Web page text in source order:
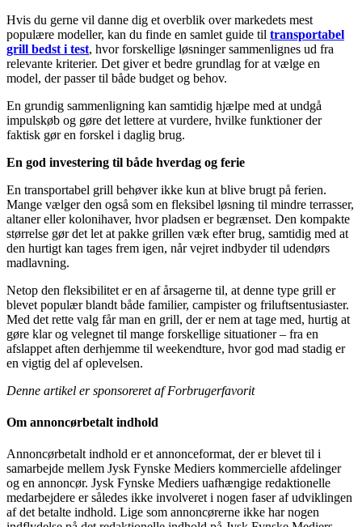
Hvis du gerne vil danne dig et overblik over markedets mest
populære modeller, kan du finde en samlet guide til transportabel
grill bedst i test, hvor forskellige løsninger sammenlignes ud fra
relevante kriterier. Det giver et bedre grundlag for at vælge en
model, der passer til både budget og behov.
En grundig sammenligning kan samtidig hjælpe med at undgå
impulskøb og gøre det lettere at vurdere, hvilke funktioner der
faktisk gør en forskel i daglig brug.
En god investering til både hverdag og ferie
En transportabel grill behøver ikke kun at blive brugt på ferien.
Mange vælger den også som en fleksibel løsning til mindre terrasser,
altaner eller kolonihaver, hvor pladsen er begrænset. Den kompakte
størrelse gør det let at pakke grillen væk efter brug, samtidig med at
den hurtigt kan tages frem igen, når vejret indbyder til udendørs
madlavning.
Netop den fleksibilitet er en af årsagerne til, at denne type grill er
blevet populær blandt både familier, campister og friluftsentusiaster.
Med det rette valg får man en grill, der er nem at tage med, hurtig at
gøre klar og velegnet til mange forskellige situationer – fra en
afslappet aften derhjemme til weekendture, hvor god mad stadig er
en vigtig del af oplevelsen.
Denne artikel er sponsoreret af Forbrugerfavorit
Om annoncørbetalt indhold
Annoncørbetalt indhold er et annonceformat, der er blevet til i
samarbejde mellem Jysk Fynske Mediers kommercielle afdelinger
og en annoncør. Jysk Fynske Mediers uafhængige redaktionelle
medarbejdere er således ikke involveret i nogen faser af udviklingen
af det betalte indhold. Lige som annoncørerne ikke har nogen